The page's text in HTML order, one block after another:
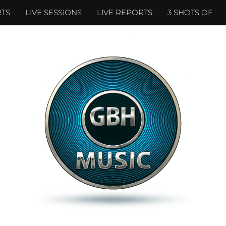
LIVE SESSIONS LIVE REPORTS 3 SHOTS OF